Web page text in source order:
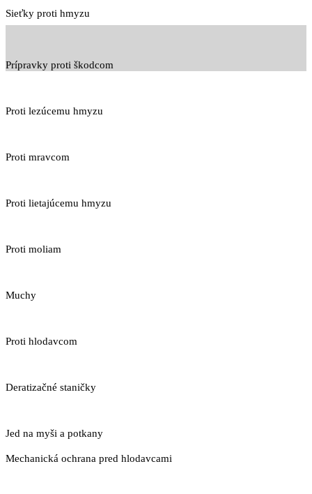
Sieťky proti hmyzu
Prípravky proti škodcom
Proti lezúcemu hmyzu
Proti mravcom
Proti lietajúcemu hmyzu
Proti moliam
Muchy
Proti hlodavcom
Deratizačné staničky
Jed na myši a potkany
Mechanická ochrana pred hlodavcami